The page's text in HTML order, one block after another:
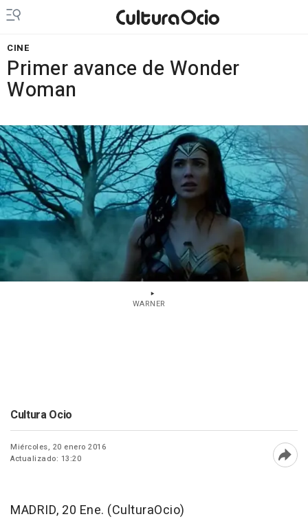
CINE
Primer avance de Wonder
Woman
WARNER
Cultura Ocio
Miércoles, 20 enero 2016
Actualizado: 13:20
MADRID, 20 Ene. (CulturaOcio)